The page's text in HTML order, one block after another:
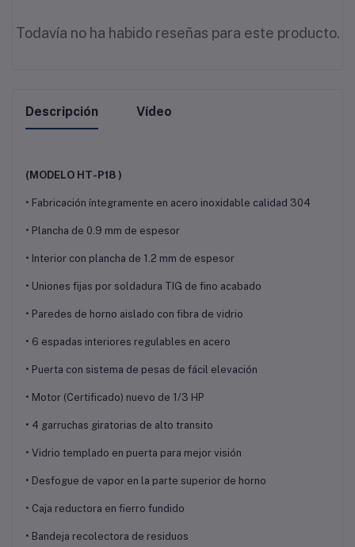
Todavía no ha habido reseñas para este producto.
Descripción Vídeo
(MODELO HT-P18 )
• Fabricación íntegramente en acero inoxidable calidad 304
• Plancha de 0.9 mm de espesor
• Interior con plancha de 1.2 mm de espesor
• Uniones fijas por soldadura TIG de fino acabado
• Paredes de horno aislado con fibra de vidrio
• 6 espadas interiores regulables en acero
• Puerta con sistema de pesas de fácil elevación
• Motor (Certificado) nuevo de 1/3 HP
• 4 garruchas giratorias de alto transito
• Vidrio templado en puerta para mejor visión
• Desfogue de vapor en la parte superior de horno
• Caja reductora en fierro fundido
• Bandeja recolectora de residuos